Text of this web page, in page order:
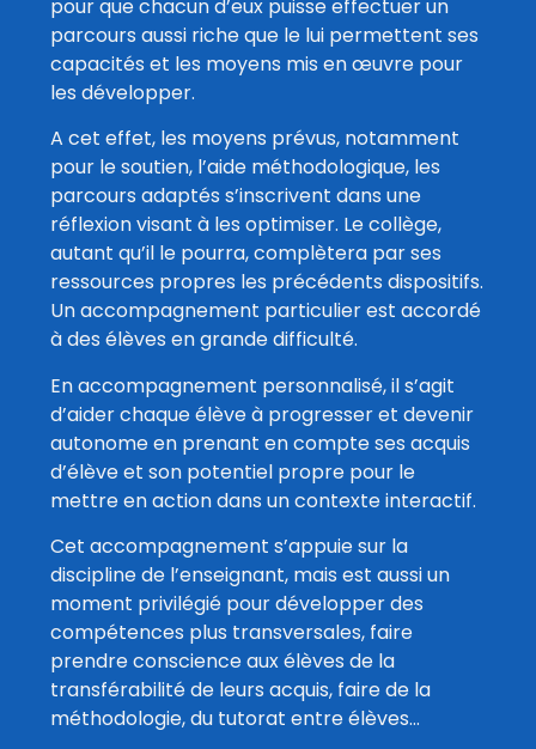
pour que chacun d’eux puisse effectuer un
parcours aussi riche que le lui permettent ses
capacités et les moyens mis en œuvre pour
les développer.
A cet effet, les moyens prévus, notamment
pour le soutien, l’aide méthodologique, les
parcours adaptés s’inscrivent dans une
réflexion visant à les optimiser. Le collège,
autant qu’il le pourra, complètera par ses
ressources propres les précédents dispositifs.
Un accompagnement particulier est accordé
à des élèves en grande difficulté.
En accompagnement personnalisé, il s’agit
d’aider chaque élève à progresser et devenir
autonome en prenant en compte ses acquis
d’élève et son potentiel propre pour le
mettre en action dans un contexte interactif.
Cet accompagnement s’appuie sur la
discipline de l’enseignant, mais est aussi un
moment privilégié pour développer des
compétences plus transversales, faire
prendre conscience aux élèves de la
transférabilité de leurs acquis, faire de la
méthodologie, du tutorat entre élèves…